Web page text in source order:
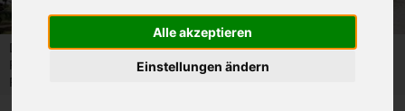
Alle akzeptieren
Einstellungen ändern
Die Mühle aus Unterschlauersbach im Fränksichen
Freilandmuseum bekommt ein neues Mühlenrad Foto © Ute
Rauschenbach